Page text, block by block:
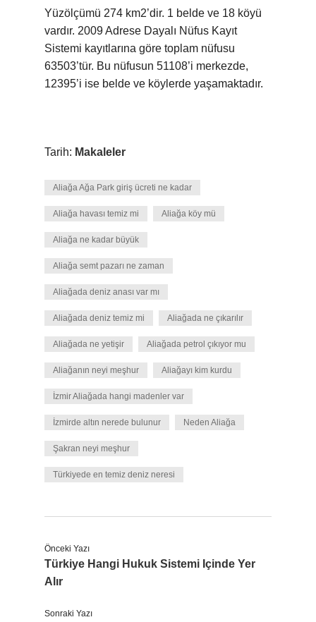
Yüzölçümü 274 km2’dir. 1 belde ve 18 köyü
vardır. 2009 Adrese Dayalı Nüfus Kayıt
Sistemi kayıtlarına göre toplam nüfusu
63503’tür. Bu nüfusun 51108’i merkezde,
12395’i ise belde ve köylerde yaşamaktadır.
Tarih: Makaleler
Aliağa Ağa Park giriş ücreti ne kadar
Aliağa havası temiz mi Aliağa köy mü
Aliağa ne kadar büyük
Aliağa semt pazarı ne zaman
Aliağada deniz anası var mı
Aliağada deniz temiz mi Aliağada ne çıkarılır
Aliağada ne yetişir Aliağada petrol çıkıyor mu
Aliağanın neyi meşhur Aliağayı kim kurdu
İzmir Aliağada hangi madenler var
İzmirde altın nerede bulunur Neden Aliağa
Şakran neyi meşhur
Türkiyede en temiz deniz neresi
Önceki Yazı
Türkiye Hangi Hukuk Sistemi Içinde Yer
Alır
Sonraki Yazı